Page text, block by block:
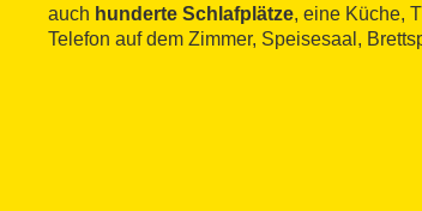
auch hunderte Schlafplätze, eine Küche,
Telefon auf dem Zimmer, Speisesaal,